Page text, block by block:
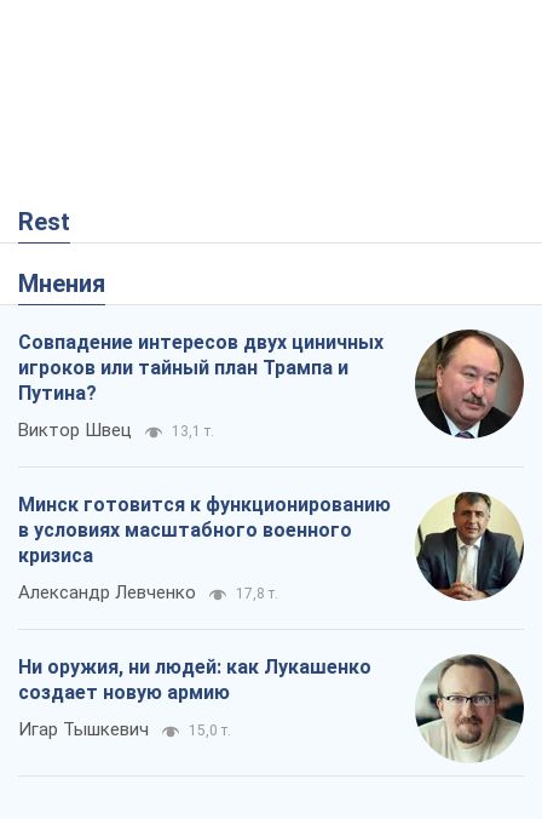
Rest
Мнения
Совпадение интересов двух циничных
игроков или тайный план Трампа и
Путина?
Виктор Швец 13,1 т.
Минск готовится к функционированию
в условиях масштабного военного
кризиса
Александр Левченко 17,8 т.
Ни оружия, ни людей: как Лукашенко
создает новую армию
Игар Тышкевич 15,0 т.